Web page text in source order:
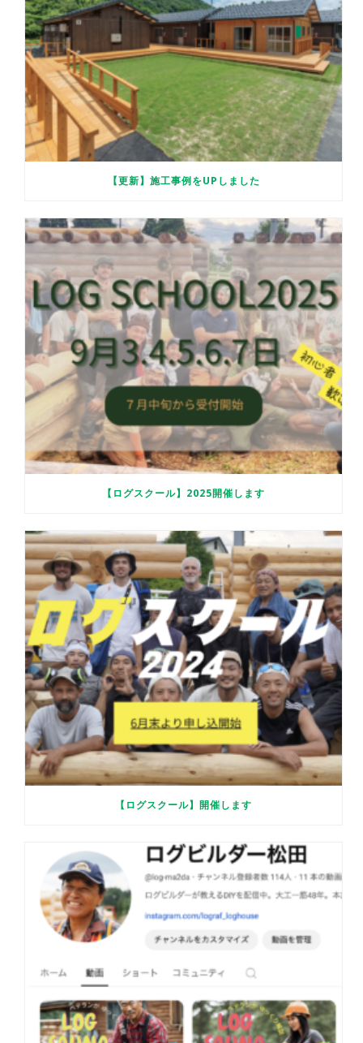
【更新】施工事例をUPしました
【ログスクール】2025開催します
【ログスクール】開催します